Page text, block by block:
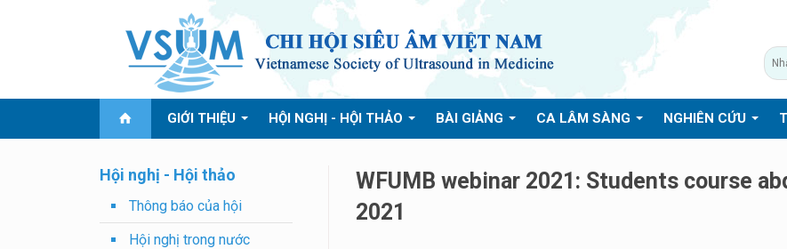
GIỚI THIỆU HỘI NGHỊ - HỘI THẢO BÀI GIẢNG CA LÂM SÀNG NGHIÊN CỨU
Hội nghị - Hội thảo
Thông báo của hội
Hội nghị trong nước
WFUMB webinar 2021: Students course
2021